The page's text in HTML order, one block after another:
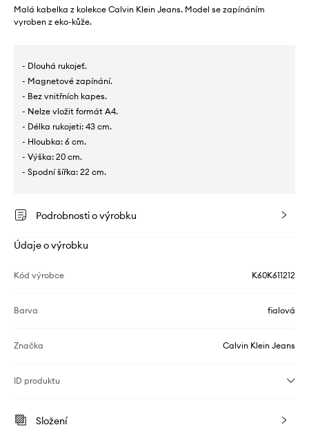
Malá kabelka z kolekce Calvin Klein Jeans. Model se zapínáním
vyroben z eko-kůže.
- Dlouhá rukojeť.
- Magnetové zapínání.
- Bez vnitřních kapes.
- Nelze vložit formát A4.
- Délka rukojeti: 43 cm.
- Hloubka: 6 cm.
- Výška: 20 cm.
- Spodní šířka: 22 cm.
Podrobnosti o výrobku
Údaje o výrobku
Kód výrobce K60K611212
Barva fialová
Značka Calvin Klein Jeans
ID produktu
Složení